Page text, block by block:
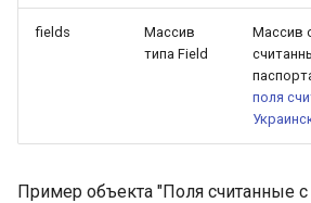
fields
Массив
типа Field
Массив
поля
Пример объекта "Поля считанные с